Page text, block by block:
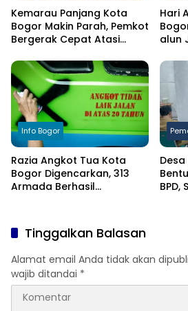
Kemarau Panjang Kota
Bogor Makin Parah, Pemkot
Bergerak Cepat Atasi
Hari
alun
Info Bogor
Razia Angkot Tua Kota
Bogor Digencarkan, 313
Armada Berhasil
BPD,
Tinggalkan Balasan
Alamat email Anda tidak akan
wajib ditandai *